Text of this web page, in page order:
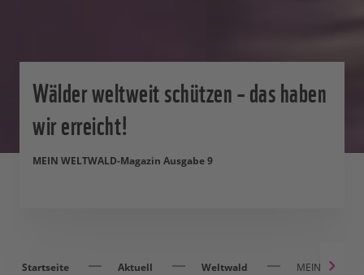
Wälder weltweit schützen – das haben
wir erreicht!
MEIN WELTWALD-Magazin Ausgabe 9
Startseite Aktuell Weltwald MEIN